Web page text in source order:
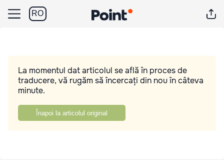
RO
La momentul dat articolul se află în proces de
traducere, vă rugăm să încercați din nou în câteva
minute.
Înapoi la articolul original